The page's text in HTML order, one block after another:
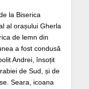
la Biserica
al orașului Gherla
de lemn din
a fost condusă
Andrei, însoțit
de Sud, și de
Seara, icoana